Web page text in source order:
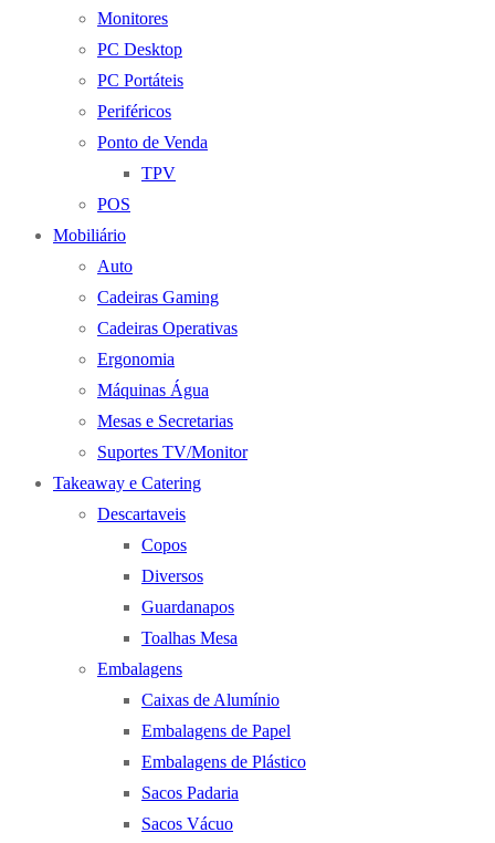
Monitores
PC Desktop
PC Portáteis
Periféricos
Ponto de Venda
TPV
POS
Mobiliário
Auto
Cadeiras Gaming
Cadeiras Operativas
Ergonomia
Máquinas Água
Mesas e Secretarias
Suportes TV/Monitor
Takeaway e Catering
Descartaveis
Copos
Diversos
Guardanapos
Toalhas Mesa
Embalagens
Caixas de Alumínio
Embalagens de Papel
Embalagens de Plástico
Sacos Padaria
Sacos Vácuo